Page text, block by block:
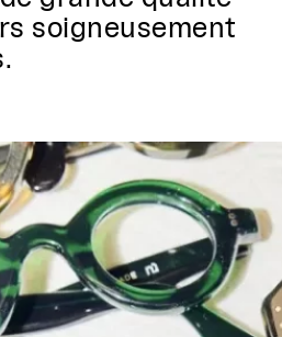
soigneusement